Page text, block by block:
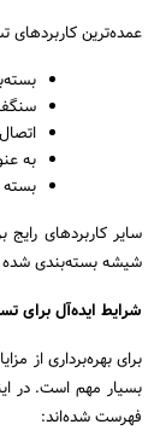
عمده‌ترین
به
بسته
سایر کاربردهای
شیشه بسته‌بندی شده
شرایط ایده‌آل برای
برای بهره‌برداری از
بسیار مهم است. در
فهرست شده‌اند: